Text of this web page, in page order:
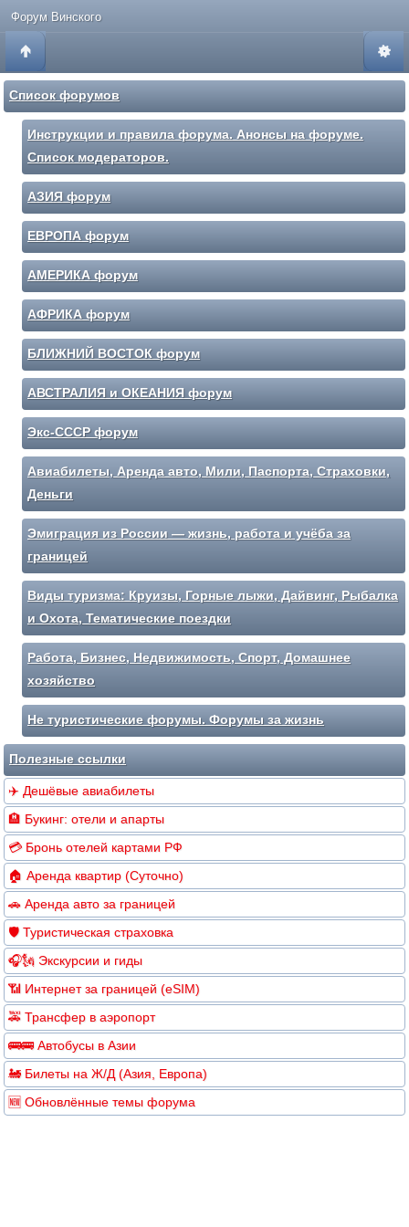
Форум Винского
Список форумов
Инструкции и правила форума. Анонсы на форуме.
Список модераторов.
АЗИЯ форум
ЕВРОПА форум
АМЕРИКА форум
АФРИКА форум
БЛИЖНИЙ ВОСТОК форум
АВСТРАЛИЯ и ОКЕАНИЯ форум
Экс-СССР форум
Авиабилеты, Аренда авто, Мили, Паспорта, Страховки,
Деньги
Эмиграция из России — жизнь, работа и учёба за
границей
Виды туризма: Круизы, Горные лыжи, Дайвинг, Рыбалка
и Охота, Тематические поездки
Работа, Бизнес, Недвижимость, Спорт, Домашнее
хозяйство
Не туристические форумы. Форумы за жизнь
Полезные ссылки
✈️ Дешёвые авиабилеты
🏨 Букинг: отели и апарты
💳 Бронь отелей картами РФ
🏠 Аренда квартир (Суточно)
🚗 Аренда авто за границей
🛡️ Туристическая страховка
🎧🗽 Экскурсии и гиды
📶 Интернет за границей (eSIM)
🚕 Трансфер в аэропорт
🚌🚌 Автобусы в Азии
🚂 Билеты на Ж/Д (Азия, Европа)
🆕 Обновлённые темы форума